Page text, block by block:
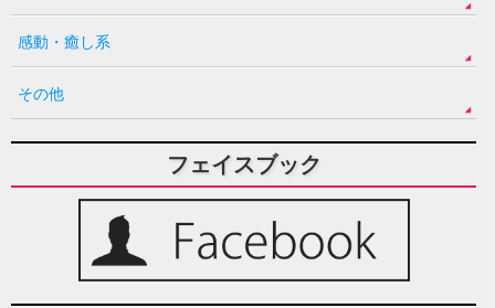
感動・癒し系
その他
フェイスブック